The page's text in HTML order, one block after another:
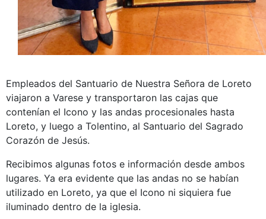
Empleados del Santuario de Nuestra Señora de Loreto
viajaron a Varese y transportaron las cajas que
contenían el Icono y las andas procesionales hasta
Loreto, y luego a Tolentino, al Santuario del Sagrado
Corazón de Jesús.
Recibimos algunas fotos e información desde ambos
lugares. Ya era evidente que las andas no se habían
utilizado en Loreto, ya que el Icono ni siquiera fue
iluminado dentro de la iglesia.